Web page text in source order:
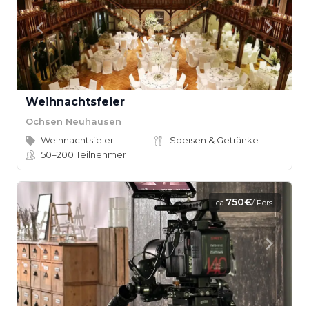
Weihnachtsfeier
Ochsen Neuhausen
Weihnachtsfeier
Speisen & Getränke
50–200Teilnehmer
ca.750€/ Pers.